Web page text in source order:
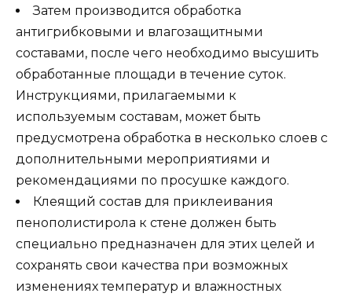
Затем производится обработка
антигрибковыми и влагозащитными
составами, после чего необходимо высушить
обработанные площади в течение суток.
Инструкциями, прилагаемыми к
используемым составам, может быть
предусмотрена обработка в несколько слоев с
дополнительными мероприятиями и
рекомендациями по просушке каждого.
Клеящий состав для приклеивания
пенополистирола к стене должен быть
специально предназначен для этих целей и
сохранять свои качества при возможных
изменениях температур и влажностных